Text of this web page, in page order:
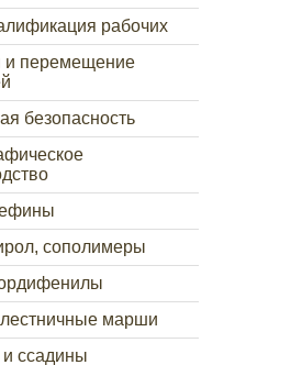
рабочих
и перемещение
безопасность
сополимеры
марши
ссадины